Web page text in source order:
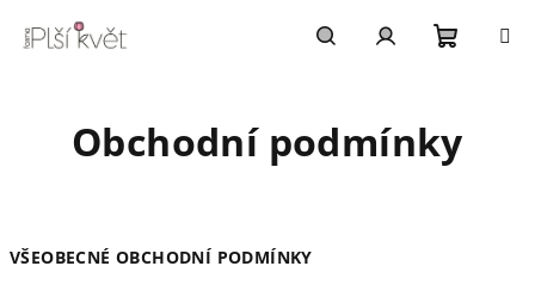
košík
Obchodní podmínky
VŠEOBECNÉ OBCHODNÍ PODMÍNKY